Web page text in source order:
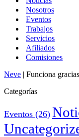
Nosotros
Eventos
Trabajos
Servicios
Afiliados
Comisiones
Neve | Funciona
Categorías
Eventos (26)